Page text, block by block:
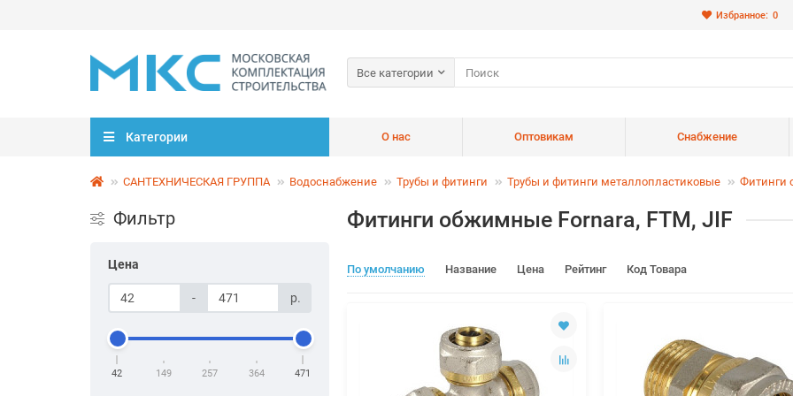
Избранное: 0
Все категории
Категории О нас Оптовикам Снабжение
САНТЕХНИЧЕСКАЯ ГРУППА Водоснабжение Трубы и фитинги Трубы и фитинги металлопластиковые Фитинги
Фильтр
Цена
- р.
42 149 257 364 471
Фитинги обжимные Fornara, FTM, JIF
По умолчанию Название Цена Рейтинг Код Товара